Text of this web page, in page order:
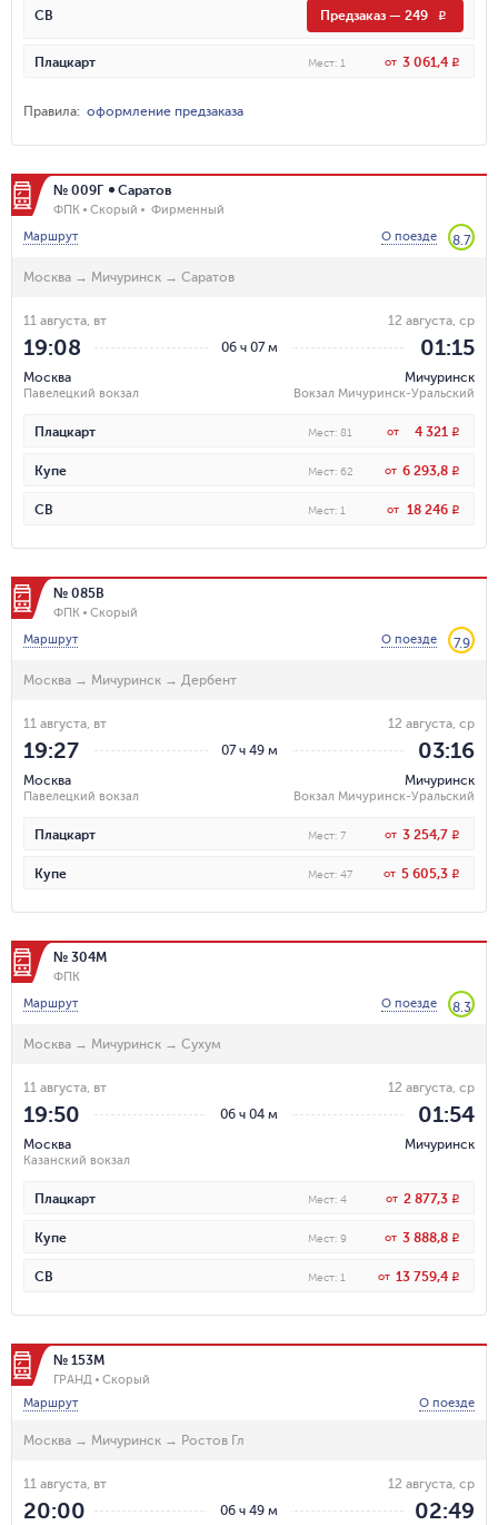
СВ Предзаказ — 249 R
Плацкарт Мест: 1 от 3 061,4 R
Правила: оформление предзаказа
№ 009Г Саратов
ФПК Скорый
Фирменный
Маршрут
О поезде 8.7
Москва → Мичуринск → Саратов
06 ч 07 м
11 августа, вт
19:08
Москва
Павелецкий вокзал
12 августа, ср
01:15
Мичуринск
Вокзал Мичуринск-Уральский
Плацкарт Мест: 81 от 4 321 R
Купе Мест: 62 от 6 293,8 R
СВ Мест: 1 от 18 246 R
№ 085В
ФПК
Скорый
Маршрут
О поезде 7.9
Москва → Мичуринск → Дербент
07 ч 49 м
11 августа, вт
19:27
Москва
Павелецкий вокзал
12 августа, ср
03:16
Мичуринск
Вокзал Мичуринск-Уральский
Плацкарт Мест: 7 от 3 254,7 R
Купе Мест: 47 от 5 605,3 R
№ 304М
ФПК
Маршрут
О поезде 8.3
Москва → Мичуринск → Сухум
06 ч 04 м
11 августа, вт
19:50
Москва
Казанский вокзал
12 августа, ср
01:54
Мичуринск
Плацкарт Мест: 4 от 2 877,3 R
Купе Мест: 9 от 3 888,8 R
СВ Мест: 1 от 13 759,4 R
№ 153М
ГРАНД
Скорый
Маршрут
О поезде
Москва → Мичуринск → Ростов Гл
06 ч 49 м
11 августа, вт
20:00
12 августа, ср
02:49